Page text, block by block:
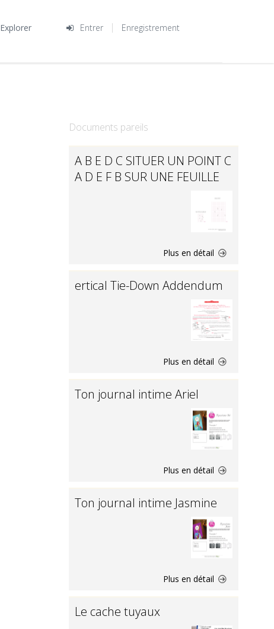
Entrer Enregistrement
Explorer
Documents pareils
A B E D C SITUER UN POINT C
A D E F B SUR UNE FEUILLE
Plus en détail
ertical Tie-Down Addendum
Plus en détail
Ton journal intime Ariel
Plus en détail
Ton journal intime Jasmine
Plus en détail
Le cache tuyaux